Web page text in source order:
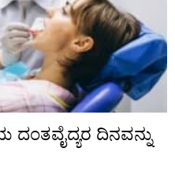
ದಂತವೈದ್ಯರ ದಿನವನ್ನು